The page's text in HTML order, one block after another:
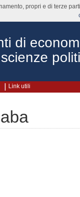
di
Link utili
propri e di terze